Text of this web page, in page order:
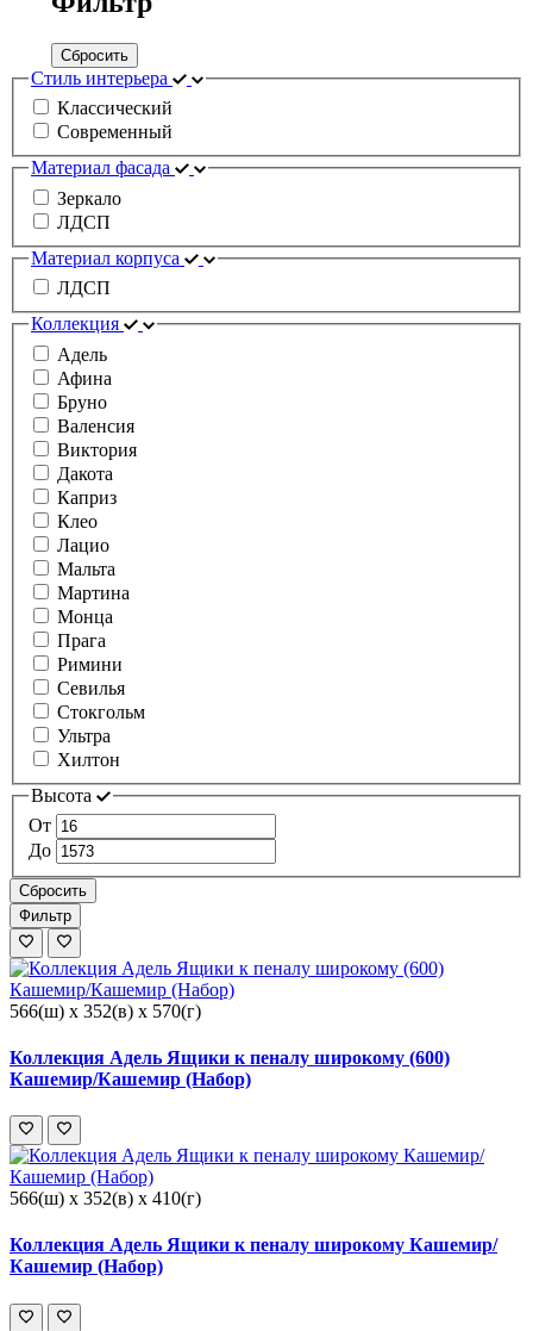
Сбросить
Стиль интерьера
Классический
Современный
Материал фасада
Зеркало
ЛДСП
Материал корпуса
ЛДСП
Коллекция
Адель
Афина
Бруно
Валенсия
Виктория
Дакота
Каприз
Клео
Лацио
Мальта
Мартина
Монца
Прага
Римини
Севилья
Стокгольм
Ультра
Хилтон
Высота
От
До
Сбросить
Фильтр
566(ш) x 352(в) x 570(г)
Коллекция Адель Ящики к пеналу широкому (600)
Кашемир/Кашемир (Набор)
566(ш) x 352(в) x 410(г)
Коллекция Адель Ящики к пеналу широкому Кашемир/
Кашемир (Набор)